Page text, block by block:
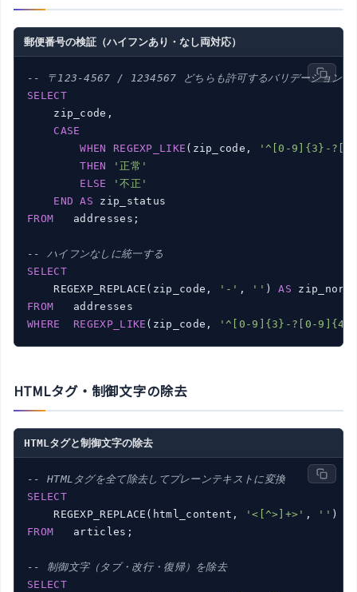
郵便番号の検証（ハイフンあり・なし両対応）
-- 〒123-4567 / 1234567 どちらも許可するバリデーション
SELECT
    zip_code,
CASE
WHEN
REGEXP_LIKE (zip_code,
'^[0-9]{3}-
THEN
'正常'
ELSE
'不正'
END
AS
FROM
   addresses;
-- ハイフンなしに統一する
SELECT
    REGEXP_REPLACE(zip_code,
'-' , '' ) AS
FROM
WHERE
REGEXP_LIKE (zip_code, '^[0-9]{3}-?[0-
HTMLタグ・制御文字の除去
HTMLタグと制御文字の除去
-- HTMLタグを全て除去してプレーンテキストに変換
SELECT
    REGEXP_REPLACE(html_content,
'<[^>]+>' , '' )
FROM
   articles;
-- 制御文字（タブ・改行・復帰）を除去
SELECT